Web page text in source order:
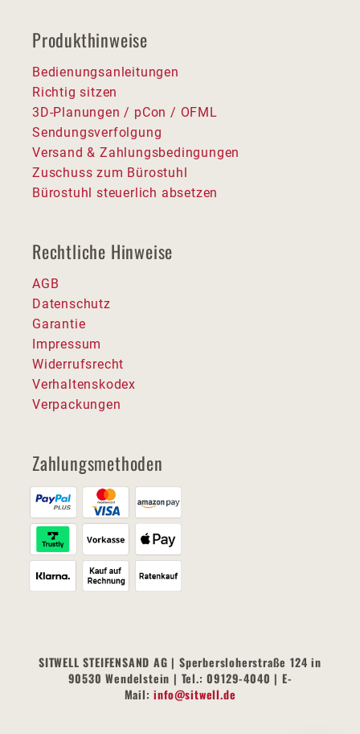
Produkthinweise
Bedienungsanleitungen
Richtig sitzen
3D-Planungen / pCon / OFML
Sendungsverfolgung
Versand & Zahlungsbedingungen
Zuschuss zum Bürostuhl
Bürostuhl steuerlich absetzen
Rechtliche Hinweise
AGB
Datenschutz
Garantie
Impressum
Widerrufsrecht
Verhaltenskodex
Verpackungen
Zahlungsmethoden
SITWELL STEIFENSAND AG | Sperbersloherstraße 124 in
90530 Wendelstein | Tel.: 09129-4040 | E-
Mail:info@sitwell.de